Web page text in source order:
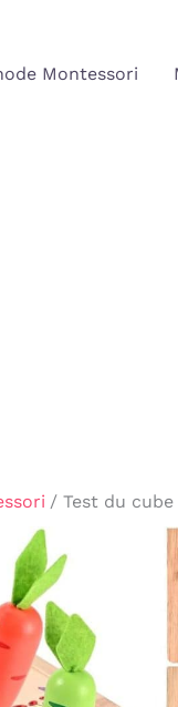
Montessori
Test du